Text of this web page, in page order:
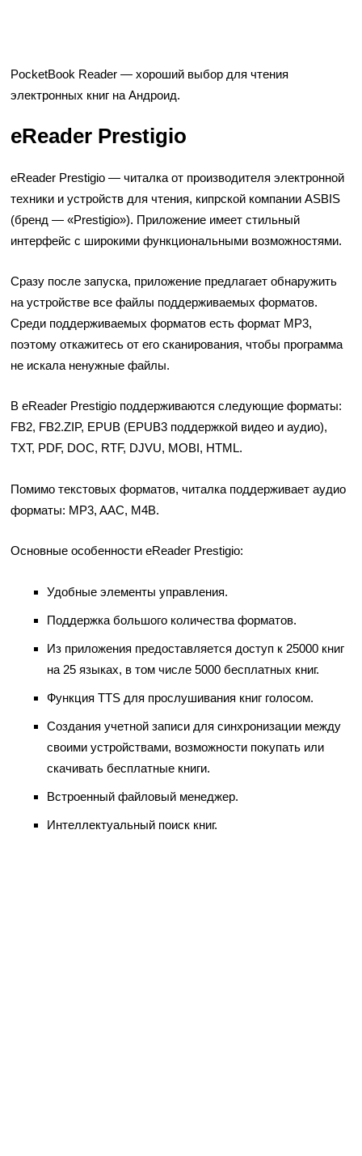
PocketBook Reader — хороший выбор для чтения
электронных книг на Андроид.
eReader Prestigio
eReader Prestigio — читалка от производителя электронной
техники и устройств для чтения, кипрской компании ASBIS
(бренд — «Prestigio»). Приложение имеет стильный
интерфейс с широкими функциональными возможностями.
Сразу после запуска, приложение предлагает обнаружить
на устройстве все файлы поддерживаемых форматов.
Среди поддерживаемых форматов есть формат MP3,
поэтому откажитесь от его сканирования, чтобы программа
не искала ненужные файлы.
В eReader Prestigio поддерживаются следующие форматы:
FB2, FB2.ZIP, EPUB (EPUB3 поддержкой видео и аудио),
TXT, PDF, DOC, RTF, DJVU, MOBI, HTML.
Помимо текстовых форматов, читалка поддерживает аудио
форматы: MP3, AAC, M4B.
Основные особенности eReader Prestigio:
Удобные элементы управления.
Поддержка большого количества форматов.
Из приложения предоставляется доступ к 25000 книг
на 25 языках, в том числе 5000 бесплатных книг.
Функция TTS для прослушивания книг голосом.
Создания учетной записи для синхронизации между
своими устройствами, возможности покупать или
скачивать бесплатные книги.
Встроенный файловый менеджер.
Интеллектуальный поиск книг.